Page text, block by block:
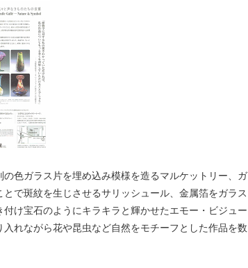
色ガラス片を埋め込み模様を造るマルケットリー、ガ
で斑紋を生じさせるサリッシュール、金属箔をガラス
け宝石のようにキラキラと輝かせたエモー・ビジュー
れながら花や昆虫など自然をモチーフとした作品を数